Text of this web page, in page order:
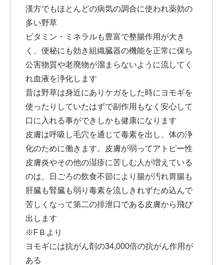
漢方でもほとんどの病気の調合に使われ薬効の
多い野草
ビタミン・ミネラルも豊富で整腸作用が大き
く、便秘にも効き組織臓器の機能を正常に保ち
公害物質や老廃物が溜まらないように流してく
れ血液を浄化します
昔は野草は身近にありケガをした時にヨモギを
使ったりしていたはずで副作用もなく安心して
口に入れる事ができしかも健康になります
皮膚は呼吸し毛穴を通じて毒素を出し、体の浄
化のために働きます。皮膚が弱ってアトピー性
皮膚炎やその他の湿疹に苦しむ人が増えている
のは、日ごろの飲食不節により腸が汚れ胃腸も
肝臓も腎臓も弱り毒素を流しきれずため込んで
苦しくなって第二の排泄口である皮膚から飛び
出します
※FＢより
ヨモギには抗がん剤の34,000倍の抗がん作用が
ある